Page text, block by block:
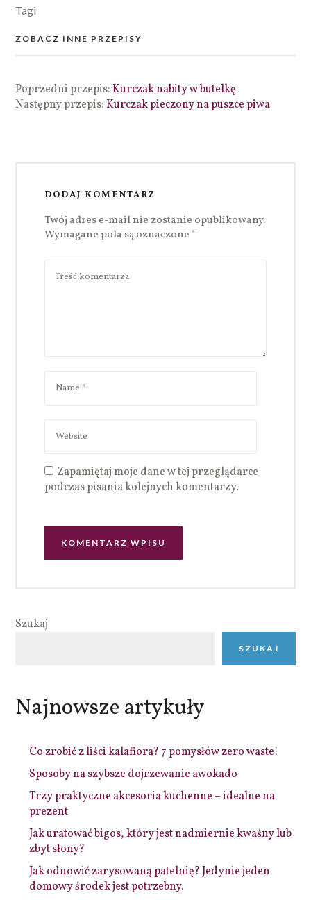
Tagi
ZOBACZ INNE PRZEPISY
Poprzedni przepis:Kurczak nabity w butelkę
Następny przepis:Kurczak pieczony na puszce piwa
DODAJ KOMENTARZ
Twój adres e-mail nie zostanie opublikowany.
Wymagane pola są oznaczone *
Zapamiętaj moje dane w tej przeglądarce
podczas pisania kolejnych komentarzy.
Szukaj
SZUKAJ
Najnowsze artykuły
Co zrobić z liści kalafiora? 7 pomysłów zero waste!
Sposoby na szybsze dojrzewanie awokado
Trzy praktyczne akcesoria kuchenne – idealne na
prezent
Jak uratować bigos, który jest nadmiernie kwaśny lub
zbyt słony?
Jak odnowić zarysowaną patelnię? Jedynie jeden
domowy środek jest potrzebny.